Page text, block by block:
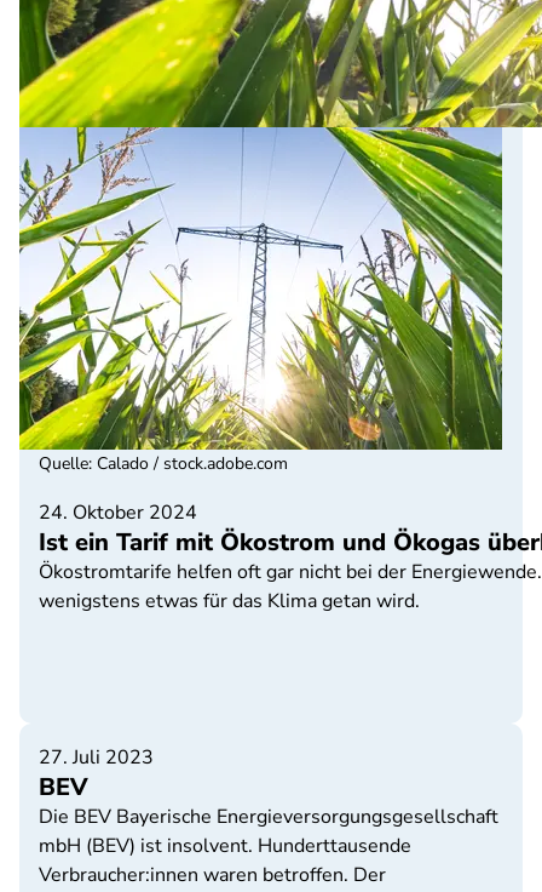
24. Oktober 2024
Ist ein Tarif mit Ökostrom und Ökogas
Ökostromtarife helfen oft gar nicht bei der
wenigstens etwas für das Klima getan wird.
Quelle: Calado / stock.adobe.com
27. Juli 2023
BEV
Die BEV Bayerische Energieversorgungsgesellschaft
mbH (BEV) ist insolvent. Hunderttausende
Verbraucher:innen waren betroffen. Der